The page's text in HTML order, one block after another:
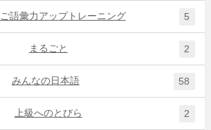
語彙力アップトレーニング 5
まるごと 2
みんなの日本語 58
上級へのとびら 2